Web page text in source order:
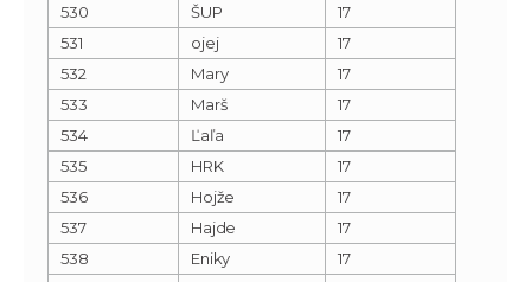
530
ŠUP
17
531
ojej
17
532
Mary
17
533
Marš
17
534
Ľaľa
17
535
HRK
17
536
Hojže
17
537
Hajde
17
538
Eniky
17